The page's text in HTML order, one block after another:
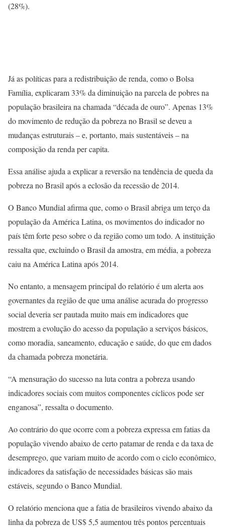
(28%).
Já as políticas para a redistribuição de renda, como o Bolsa
Família, explicaram 33% da diminuição na parcela de pobres na
população brasileira na chamada “década de ouro”. Apenas 13%
do movimento de redução da pobreza no Brasil se deveu a
mudanças estruturais – e, portanto, mais sustentáveis – na
composição da renda per capita.
Essa análise ajuda a explicar a reversão na tendência de queda da
pobreza no Brasil após a eclosão da recessão de 2014.
O Banco Mundial afirma que, como o Brasil abriga um terço da
população da América Latina, os movimentos do indicador no
país têm forte peso sobre o da região como um todo. A instituição
ressalta que, excluindo o Brasil da amostra, em média, a pobreza
caiu na América Latina após 2014.
No entanto, a mensagem principal do relatório é um alerta aos
governantes da região de que uma análise acurada do progresso
social deveria ser pautada muito mais em indicadores que
mostrem a evolução do acesso da população a serviços básicos,
como moradia, saneamento, educação e saúde, do que em dados
da chamada pobreza monetária.
“A mensuração do sucesso na luta contra a pobreza usando
indicadores sociais com muitos componentes cíclicos pode ser
enganosa”, ressalta o documento.
Ao contrário do que ocorre com a pobreza expressa em fatias da
população vivendo abaixo de certo patamar de renda e da taxa de
desemprego, que variam muito de acordo com o ciclo econômico,
indicadores da satisfação de necessidades básicas são mais
estáveis, segundo o Banco Mundial.
O relatório menciona que a fatia de brasileiros vivendo abaixo da
linha da pobreza de US$ 5,5 aumentou três pontos percentuais